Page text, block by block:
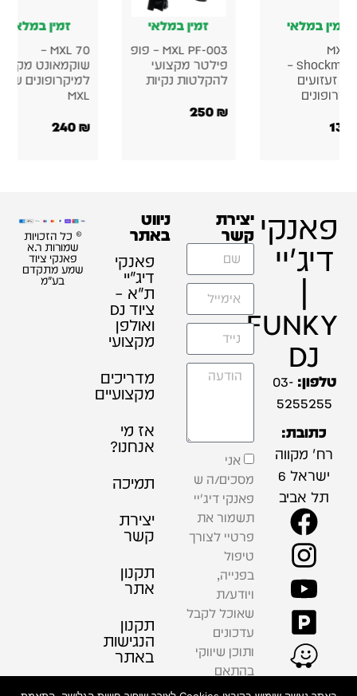
זמין במלאי
MXL
Shockmount –
זעזועים
זמין במלאי
MXL PF-003 – פופ
פילטר מקצועי
להקלטות נקיות
₪
250
זמין במלאי
MXL 70 –
שוקמאונט
למיקרופונים של
MXL
₪
240
פאנקי
דיג'יי
|
FUNKY
DJ
טלפון: 03-
5255255
כתובת:
רח' מקווה
ישראל 6
תל אביב
יצירת
קשר
אני
מסכים/ה ש
פאנקי דיג'יי
תשמור את
פרטיי לצורך
טיפול
בפנייה,
ויודע/ת
שאוכל לקבל
עדכונים
ותוכן שיווקי
בהתאם
למדיניות
ניווט
באתר
פאנקי
דיג׳יי
ת"א –
ציוד DJ
ואולפן
מקצועי
מדריכים
מקצועיים
אז מי
אנחנו?
תמיכה
יצירת
קשר
תקנון
אתר
תקנון
הנגישות
באתר
© כל הזכויות
שמורות ר.א
פאנקי ציוד
שמע מתקדם
בע"מ